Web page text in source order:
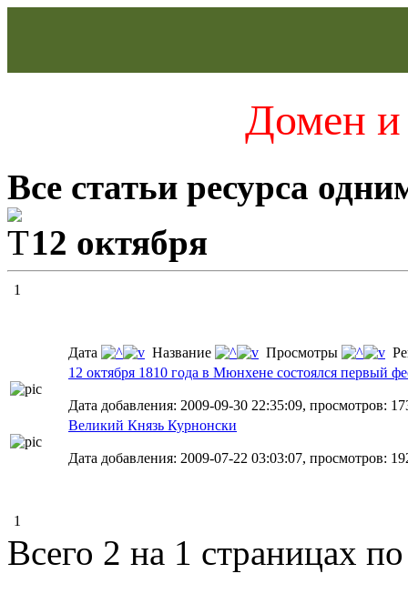
Домен и
Все статьи ресурса
12 октября
1
Дата Название Просмотры
12 октября 1810 года в Мюнхене состоялся первый
Дата добавления: 2009-09-30 22:35:09, просмотров:
Великий Князь Курнонски
Дата добавления: 2009-07-22 03:03:07, просмотров:
1
Всего 2 на 1 страницах